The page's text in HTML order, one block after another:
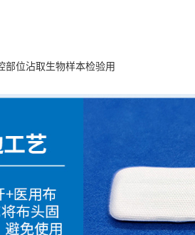
部位沾取生物样本检验用